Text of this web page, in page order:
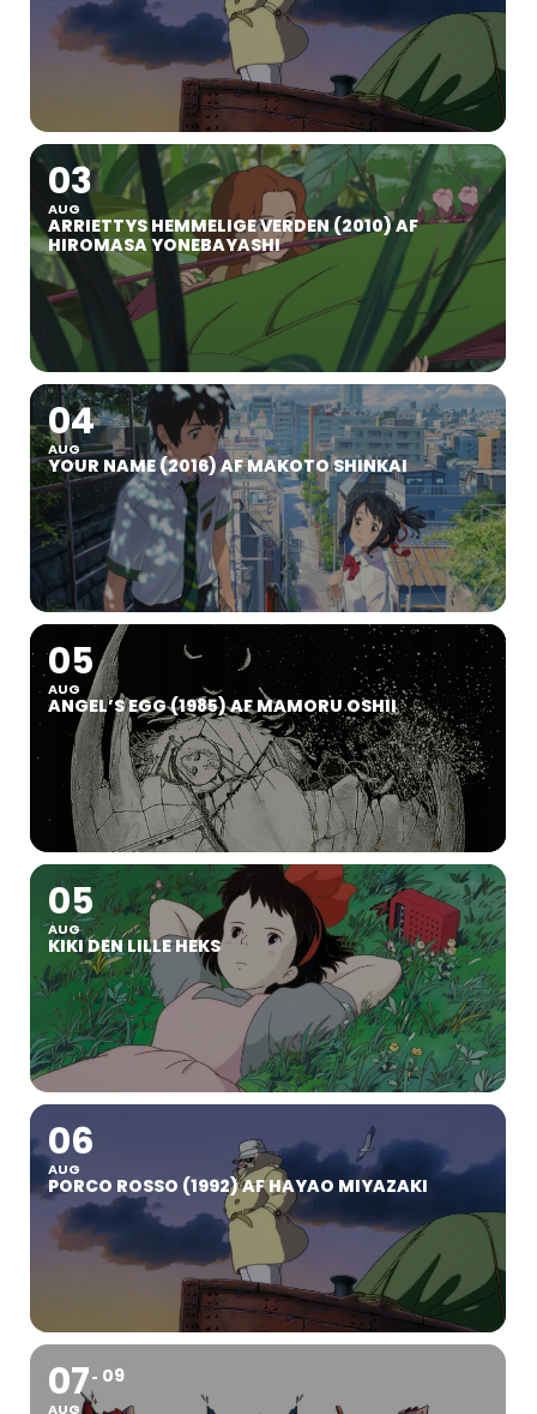
03
AUG
ARRIETTYS HEMMELIGE VERDEN (2010) AF
HIROMASA YONEBAYASHI
04
AUG
YOUR NAME (2016) AF MAKOTO SHINKAI
05
AUG
ANGEL’S EGG (1985) AF MAMORU OSHII
05
AUG
KIKI DEN LILLE HEKS
06
AUG
PORCO ROSSO (1992) AF HAYAO MIYAZAKI
07
AUG
09